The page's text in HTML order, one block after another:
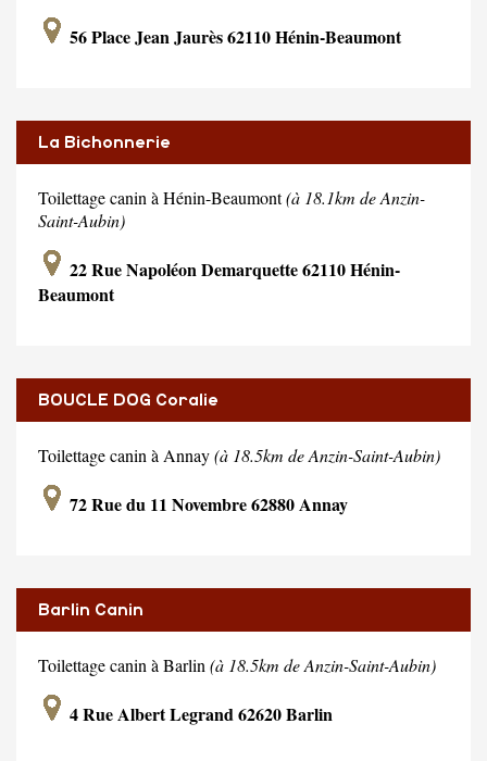
56 Place Jean Jaurès 62110 Hénin-Beaumont
La Bichonnerie
Toilettage canin à Hénin-Beaumont(à 18.1km de Anzin-
Saint-Aubin)
22 Rue Napoléon Demarquette 62110 Hénin-
Beaumont
BOUCLE DOG Coralie
Toilettage canin à Annay(à 18.5km de Anzin-Saint-Aubin)
72 Rue du 11 Novembre 62880 Annay
Barlin Canin
Toilettage canin à Barlin (à 18.5km de Anzin-Saint-Aubin)
4 Rue Albert Legrand 62620 Barlin